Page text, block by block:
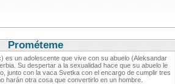
Prométemecritica de cine
es un adolescente que vive con su abuelo (Aleksandar
Su despertar a la sexualidad hace que su abuelo le
junto con la vaca Svetka con el encargo de cumplir tres
harán otra cosa que convertirlo en un hombre.